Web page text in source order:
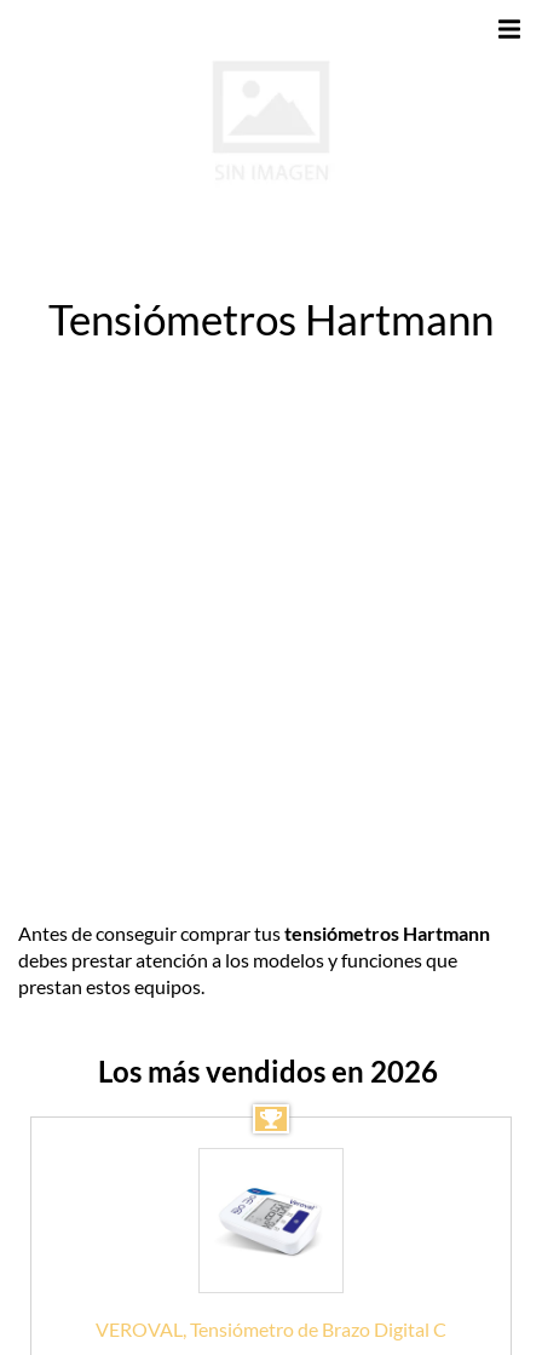
Tensiómetros Hartmann
Antes de conseguir comprar tustensiómetros Hartmann
debes prestar atención a los modelos y funciones que
prestan estos equipos.
Los más vendidos en 2026
VEROVAL, Tensiómetro de Brazo Digital C